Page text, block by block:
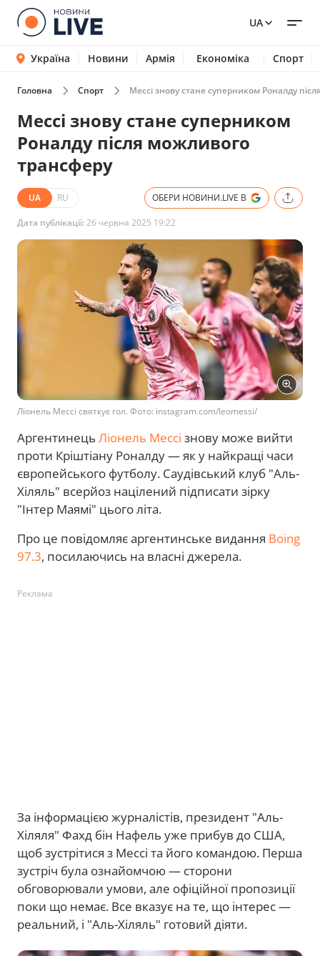
UA
Україна Новини Армія Економіка Спорт
Головна Спорт Мессі знову стане суперником Роналду
Мессі знову стане суперником
Роналду після можливого
трансферу
UA RU ОБЕРИ НОВИНИ.LIVE В
Дата публікації:26 червня 2025 19:22
Ліонель Мессі святкує гол. Фото: instagram.com/leomessi/
Аргентинець Ліонель Мессі знову може вийти
проти Кріштіану Роналду — як у найкращі часи
європейського футболу. Саудівський клуб "Аль-
Хіляль" всерйоз націлений підписати зірку
"Інтер Маямі" цього літа.
Про це повідомляє аргентинське видання Boing
97.3, посилаючись на власні джерела.
Реклама
За інформацією журналістів, президент "Аль-
Хіляля" Фахд бін Нафель уже прибув до США,
щоб зустрітися з Мессі та його командою. Перша
зустріч була ознайомчою — сторони
обговорювали умови, але офіційної пропозиції
поки що немає. Все вказує на те, що інтерес —
реальний, і "Аль-Хіляль" готовий діяти.